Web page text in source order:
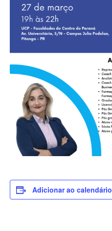
Adicionar ao calendário